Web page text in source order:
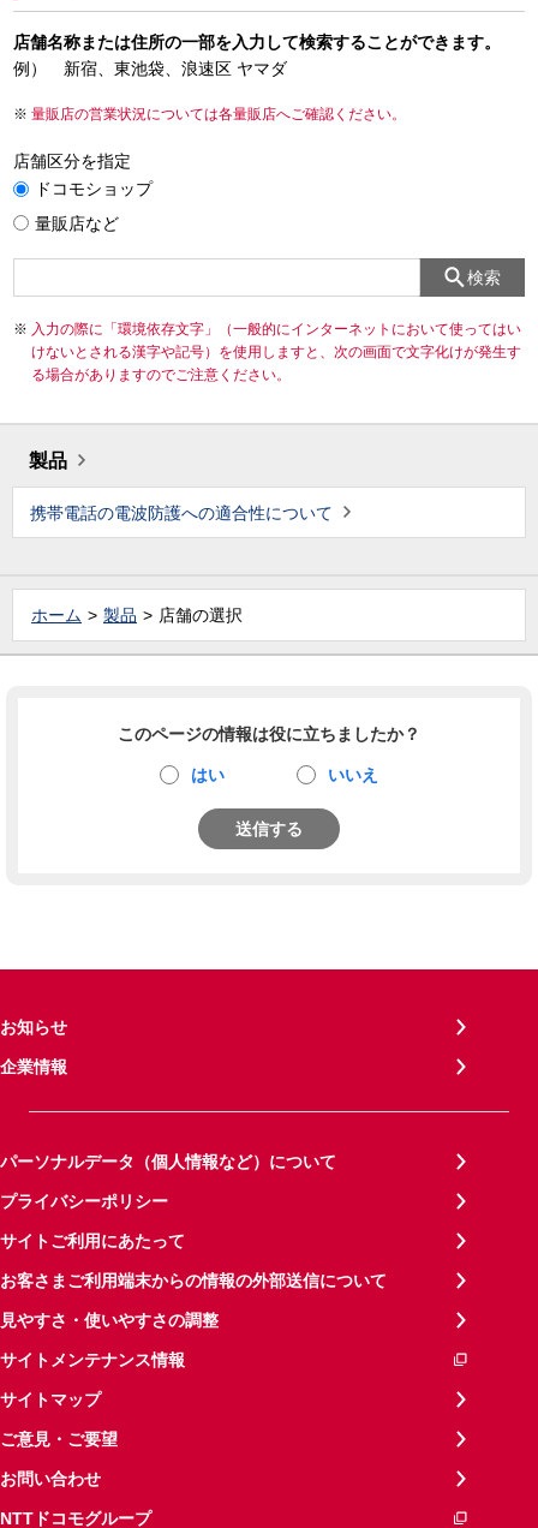
店舗名称または住所の一部を入力して検索することができます。
例） 新宿、東池袋、浪速区 ヤマダ
量販店の営業状況については各量販店へご確認ください。
店舗区分を指定
ドコモショップ
量販店など
検索
入力の際に「環境依存文字」（一般的にインターネットにおいて使ってはい
けないとされる漢字や記号）を使用しますと、次の画面で文字化けが発生す
る場合がありますのでご注意ください。
製品
携帯電話の電波防護への適合性について
ホーム 製品 店舗の選択
このページの情報は役に立ちましたか？
はい いいえ
送信する
お知らせ
企業情報
パーソナルデータ（個人情報など）について
プライバシーポリシー
サイトご利用にあたって
お客さまご利用端末からの情報の外部送信について
見やすさ・使いやすさの調整
サイトメンテナンス情報
サイトマップ
ご意見・ご要望
お問い合わせ
NTTドコモグループ